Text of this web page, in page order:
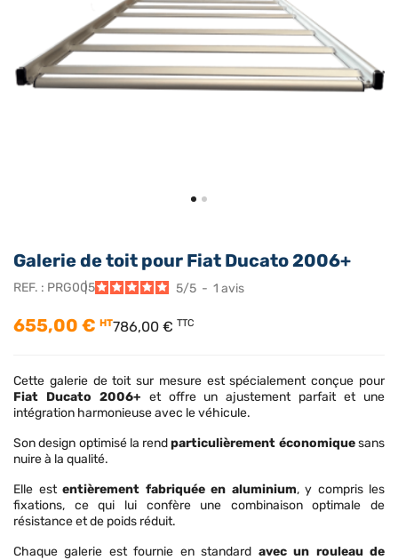
Galerie de toit pour Fiat Ducato 2006+
REF. : PRG005 5/5 - 1 avis
655,00 € HT786,00 € TTC
Cette galerie de toit sur mesure est spécialement conçue pour
Fiat Ducato 2006+ et offre un ajustement parfait et une
intégration harmonieuse avec le véhicule.
Son design optimisé la rendparticulièrement économiquesans
nuire à la qualité.
Elle est entièrement fabriquée en aluminium, y compris les
fixations, ce qui lui confère une combinaison optimale de
résistance et de poids réduit.
Chaque galerie est fournie en standard avec un rouleau de